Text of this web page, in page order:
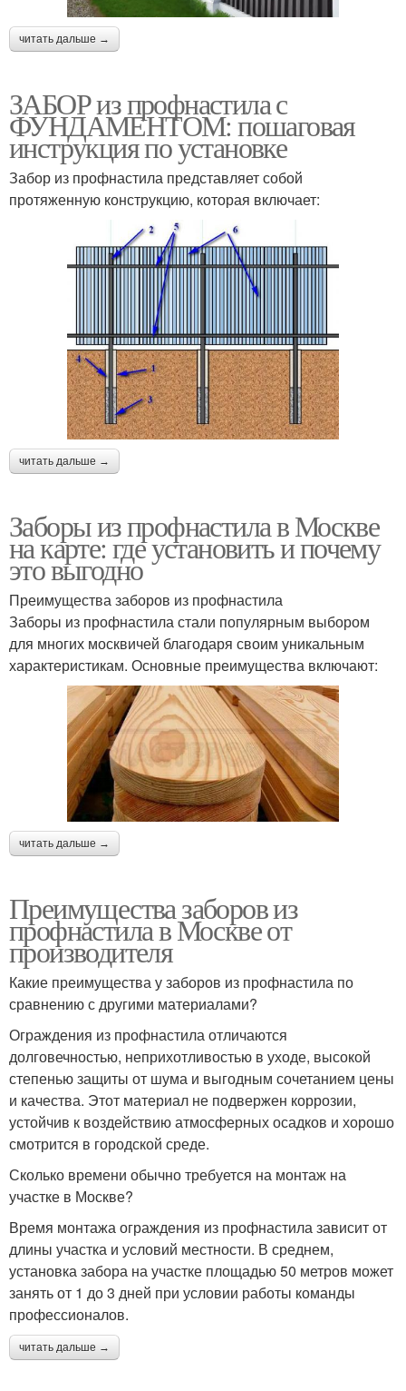
читать дальше →
ЗАБОР из профнастила с
ФУНДАМЕНТОМ: пошаговая
инструкция по установке
Забор из профнастила представляет собой
протяженную конструкцию, которая включает:
читать дальше →
Заборы из профнастила в Москве
на карте: где установить и почему
это выгодно
Преимущества заборов из профнастила
Заборы из профнастила стали популярным выбором
для многих москвичей благодаря своим уникальным
характеристикам. Основные преимущества включают:
читать дальше →
Преимущества заборов из
профнастила в Москве от
производителя
Какие преимущества у заборов из профнастила по
сравнению с другими материалами?
Ограждения из профнастила отличаются
долговечностью, неприхотливостью в уходе, высокой
степенью защиты от шума и выгодным сочетанием цены
и качества. Этот материал не подвержен коррозии,
устойчив к воздействию атмосферных осадков и хорошо
смотрится в городской среде.
Сколько времени обычно требуется на монтаж на
участке в Москве?
Время монтажа ограждения из профнастила зависит от
длины участка и условий местности. В среднем,
установка забора на участке площадью 50 метров может
занять от 1 до 3 дней при условии работы команды
профессионалов.
читать дальше →